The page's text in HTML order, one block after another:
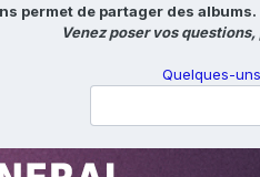
permet de partager des
Venez poser vos
Quelques-